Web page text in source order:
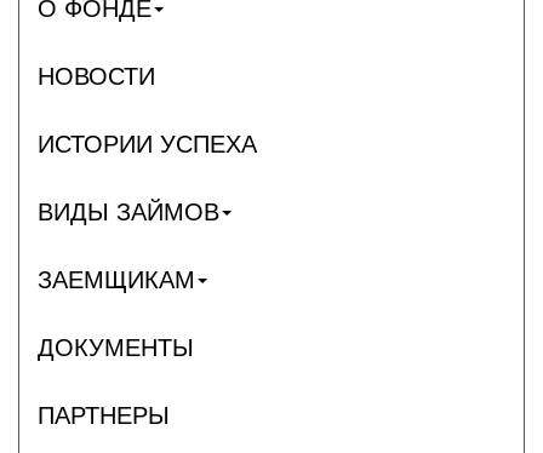
О ФОНДЕ
НОВОСТИ
ИСТОРИИ УСПЕХА
ВИДЫ ЗАЙМОВ
ЗАЕМЩИКАМ
ДОКУМЕНТЫ
ПАРТНЕРЫ